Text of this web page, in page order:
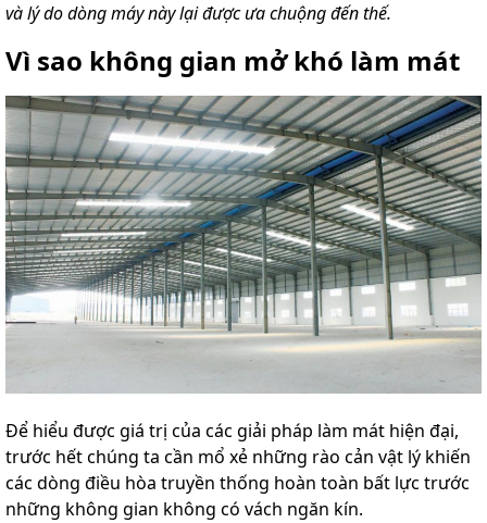
và lý do dòng máy này lại được ưa chuộng đến thế.
Vì sao không gian mở khó làm mát
Để hiểu được giá trị của các giải pháp làm mát hiện đại,
trước hết chúng ta cần mổ xẻ những rào cản vật lý khiến
các dòng điều hòa truyền thống hoàn toàn bất lực trước
những không gian không có vách ngăn kín.